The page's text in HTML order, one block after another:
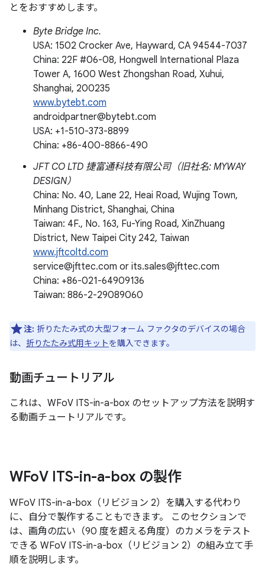
とをおすすめします。
Byte Bridge Inc.
USA: 1502 Crocker Ave, Hayward, CA 94544-7037
China: 22F #06-08, Hongwell International Plaza
Tower A, 1600 West Zhongshan Road, Xuhui,
Shanghai, 200235
www.bytebt.com
androidpartner@bytebt.com
USA: +1-510-373-8899
China: +86-400-8866-490
JFT CO LTD 捷富通科技有限公司（旧社名: MYWAY
DESIGN）
China: No. 40, Lane 22, Heai Road, Wujing Town,
Minhang District, Shanghai, China
Taiwan: 4F., No. 163, Fu-Ying Road, XinZhuang
District, New Taipei City 242, Taiwan
www.jftcoltd.com
service@jfttec.com or its.sales@jfttec.com
China: +86-021-64909136
Taiwan: 886-2-29089060
注: 折りたたみ式の大型フォーム ファクタのデバイスの場合
は、 折りたたみ式用キットを購入できます。
動画チュートリアル
これは、WFoV ITS-in-a-box のセットアップ方法を説明す
る動画チュートリアルです。
WFoV ITS-in-a-box の製作
WFoV ITS-in-a-box（リビジョン 2）を購入する代わり
に、自分で製作することもできます。 このセクションで
は、画角の広い（90 度を超える角度）のカメラをテスト
できる WFoV ITS-in-a-box（リビジョン 2）の組み立て手
順を説明します。